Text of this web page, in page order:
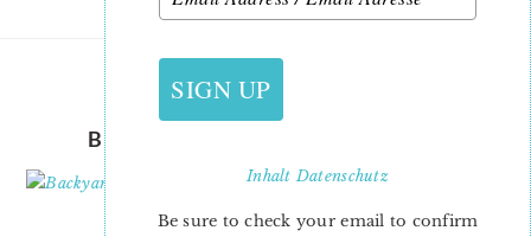
BACKYARD ROSES IS HERE!
SIGN UP
InhaltDatenschutz
Be sure to check your email to confirm